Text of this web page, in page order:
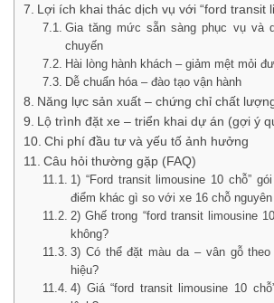
Lợi ích khai thác dịch vụ với “ford transit
Gia tăng mức sẵn sàng phục vụ và
chuyến
Hài lòng hành khách – giảm mệt mỏi
Dễ chuẩn hóa – đào tạo vận hành
Năng lực sản xuất – chứng chỉ chất
Lộ trình đặt xe – triển khai dự án (gợi ý
Chi phí đầu tư và yếu tố ảnh hưởng
Câu hỏi thường gặp (FAQ)
1) “Ford transit limousine 10 chỗ”
điểm khác gì so với xe 16 chỗ nguyên
2) Ghế trong “ford transit limousine
không?
3) Có thể đặt màu da – vân gỗ
hiệu?
4) Giá “ford transit limousine 10